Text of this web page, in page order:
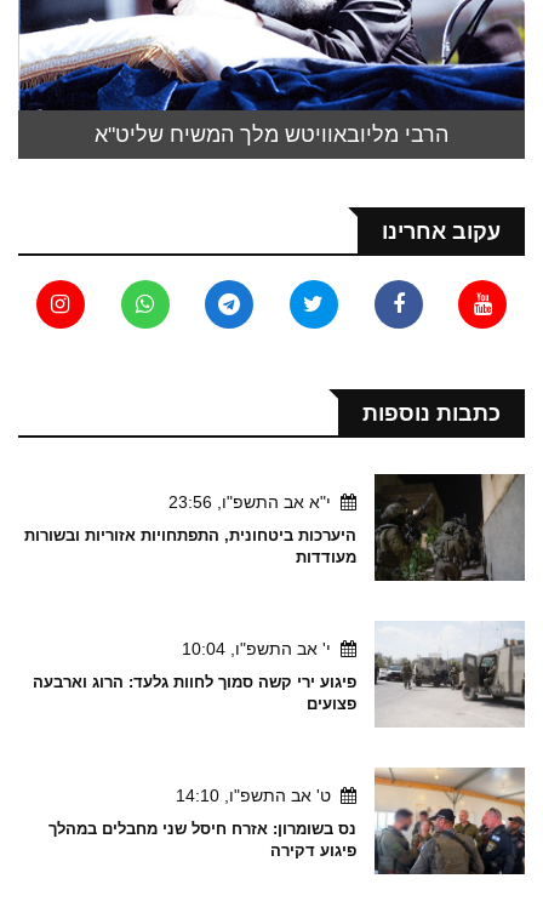
הרבי מליובאוויטש מלך המשיח שליט"א
עקוב אחרינו
כתבות נוספות
י"א אב התשפ"ו, 23:56
היערכות ביטחונית, התפתחויות אזוריות ובשורות
מעודדות
י' אב התשפ"ו, 10:04
פיגוע ירי קשה סמוך לחוות גלעד: הרוג וארבעה
פצועים
ט' אב התשפ"ו, 14:10
נס בשומרון: אזרח חיסל שני מחבלים במהלך
פיגוע דקירה